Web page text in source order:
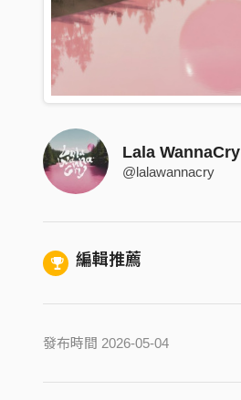
Lala WannaCry
@lalawannacry
編輯推薦
發布時間 2026-05-04